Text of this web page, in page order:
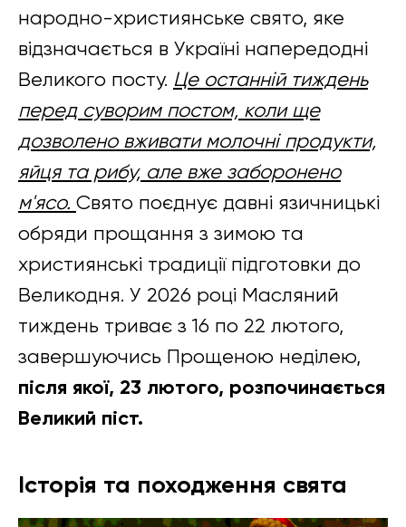
народно-християнське свято, яке
відзначається в Україні напередодні
Великого посту. Це останній тиждень
перед суворим постом, коли ще
дозволено вживати молочні продукти,
яйця та рибу, але вже заборонено
м'ясо. Свято поєднує давні язичницькі
обряди прощання з зимою та
християнські традиції підготовки до
Великодня. У 2026 році Масляний
тиждень триває з 16 по 22 лютого,
завершуючись Прощеною неділею,
після якої, 23 лютого, розпочинається
Великий піст.
Історія та походження свята